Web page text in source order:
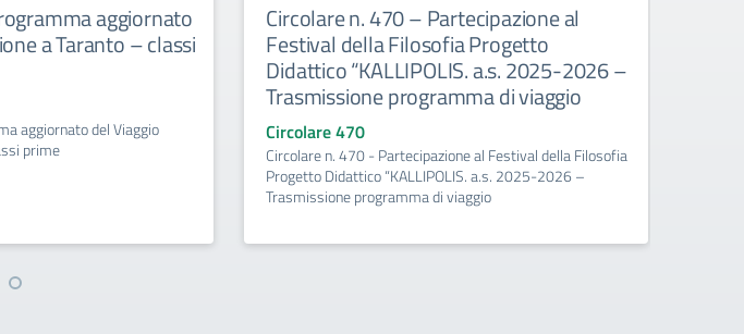
aggiornato
a Taranto – classi
aggiornato del Viaggio
prime
Circolare n. 470 – Partecipazione al
Festival della Filosofia Progetto
Didattico “KALLIPOLIS. a.s. 2025-2026 –
Trasmissione programma di viaggio
Circolare 470
Circolare n. 470 - Partecipazione al Festival della Filosofia
Progetto Didattico “KALLIPOLIS. a.s. 2025-2026 –
Trasmissione programma di viaggio